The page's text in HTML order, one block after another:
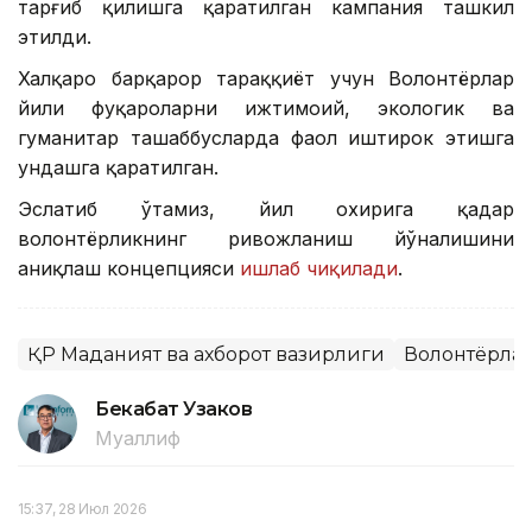
тарғиб қилишга қаратилган кампания ташкил
этилди.
Халқаро барқарор тараққиёт учун Волонтёрлар
йили фуқароларни ижтимоий, экологик ва
гуманитар ташаббусларда фаол иштирок этишга
ундашга қаратилган.
Эслатиб ўтамиз, йил охирига қадар
волонтёрликнинг ривожланиш йўналишини
аниқлаш концепцияси ишлаб чиқилади.
ҚР Маданият ва ахборот вазирлиги
Бекабат Узаков
Муаллиф
15:37, 28 Июл 2026